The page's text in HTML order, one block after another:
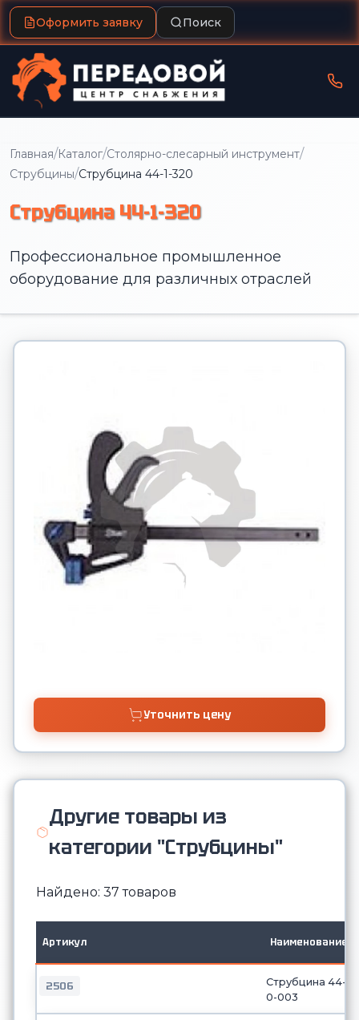
Оформить заявку Поиск
Главная/Каталог/Столярно-слесарный инструмент/
Струбцины/Струбцина 44-1-320
Струбцина 44-1-320
Профессиональное промышленное
оборудование для различных отраслей
Уточнить цену
Другие товары из
категории "Струбцины"
Найдено: 37 товаров
Артикул Наименование
2506
Струбцина 44-
0-003